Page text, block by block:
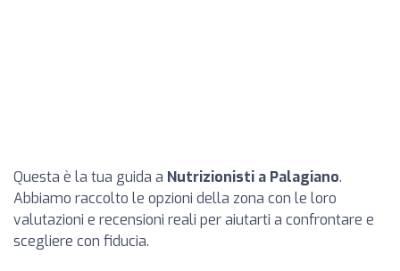
Questa è la tua guida a Nutrizionisti a Palagiano.
Abbiamo raccolto le opzioni della zona con le loro
valutazioni e recensioni reali per aiutarti a confrontare e
scegliere con fiducia.